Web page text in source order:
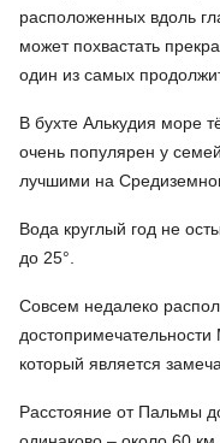
расположенных вдоль
может похвастать
один из самых
В бухте Алькудия море
очень популярен у
лучшими на
Вода круглый год не
до 25°.
Совсем недалеко
достопримечательности
который является
Расстояние от Пальмы